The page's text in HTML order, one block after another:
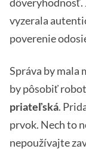
vyzerala
poverenie
Správa by mala
by pôsobiť
priateľská.
prvok. Nech to
nepoužívajte